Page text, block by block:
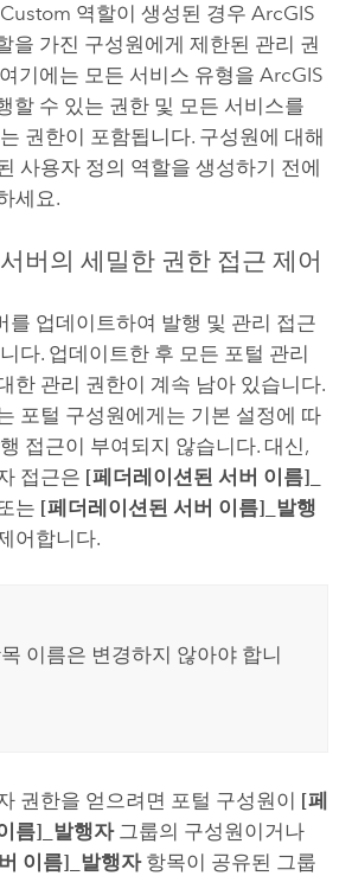
역할이 생성된 경우 ArcGIS
을 가진 구성원에게 제한된 관리 권
기에는 모든 서비스 유형을 ArcGIS
할 수 있는 권한 및 모든 서비스를
권한이 포함됩니다. 구성원에 대해
사용자 정의 역할을 생성하기 전에
세요.
버의 세밀한 권한 접근 제어
를 업데이트하여 발행 및 관리 접근
다. 업데이트한 후 모든 포털 관리
한 관리 권한이 계속 남아 있습니다.
포털 구성원에게는 기본 설정에 따
접근이 부여되지 않습니다. 대신,
접근은 [페더레이션된 서버 이름]_
는 [페더레이션된 서버 이름]_발행
어합니다.
이름은 변경하지 않아야 합니
권한을 얻으려면 포털 구성원이 [페
름]_발행자그룹의 구성원이거나
이름]_발행자항목이 공유된 그룹